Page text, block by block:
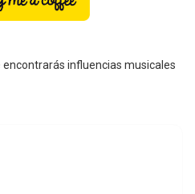
encontrarás influencias musicales